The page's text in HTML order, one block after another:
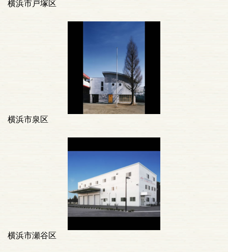
横浜市戸塚区
横浜市泉区
横浜市瀬谷区